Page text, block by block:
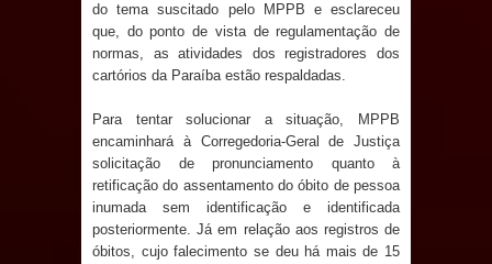
com foco na qualificação dos
serviços do SUS
Perseguição na Gestão de Daniella
Ribeiro e prática repudiável revolta
população
do tema suscitado pelo MPPB e esclareceu
que, do ponto de vista de regulamentação de
normas, as atividades dos registradores dos
cartórios da Paraíba estão respaldadas.
Para tentar solucionar a situação, MPPB
encaminhará à Corregedoria-Geral de Justiça
solicitação de pronunciamento quanto à
retificação do assentamento do óbito de pessoa
inumada sem identificação e identificada
posteriormente. Já em relação aos registros de
óbitos, cujo falecimento se deu há mais de 15